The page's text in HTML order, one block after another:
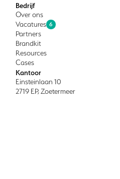
Bedrijf
Over ons
Vacatures 6
Partners
Brandkit
Resources
Cases
Kantoor
Einsteinlaan 10
2719 EP, Zoetermeer